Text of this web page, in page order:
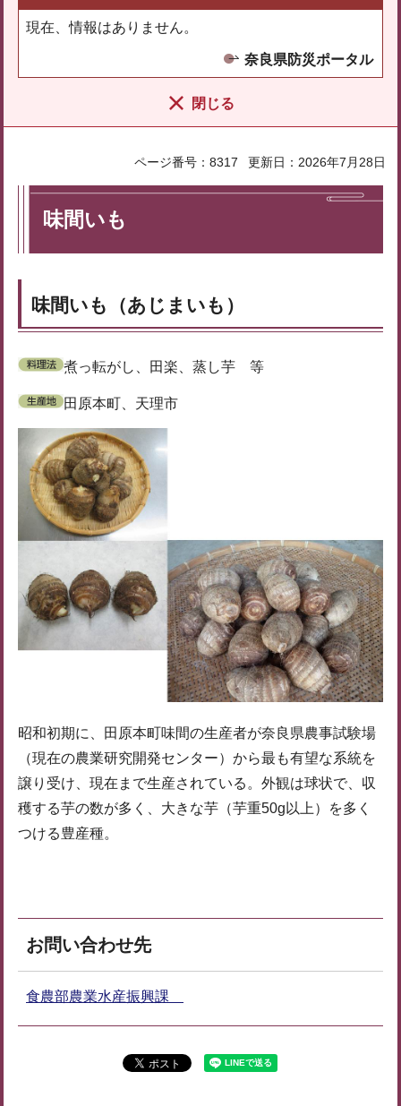
現在、情報はありません。
奈良県防災ポータル
閉じる
ページ番号：8317 更新日：2026年7月28日
味間いも
味間いも（あじまいも）
煮っ転がし、田楽、蒸し芋 等
田原本町、天理市
昭和初期に、田原本町味間の生産者が奈良県農事試験場
（現在の農業研究開発センター）から最も有望な系統を
譲り受け、現在まで生産されている。外観は球状で、収
穫する芋の数が多く、大きな芋（芋重50g以上）を多く
つける豊産種。
お問い合わせ先
食農部農業水産振興課